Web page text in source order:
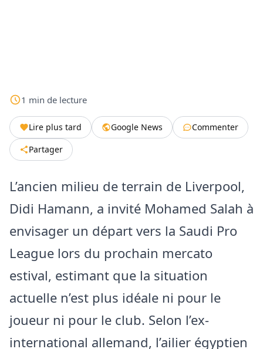
1 min de lecture
Lire plus tard Google News
Commenter
Partager
L’ancien milieu de terrain de Liverpool,
Didi Hamann, a invité Mohamed Salah à
envisager un départ vers la Saudi Pro
League lors du prochain mercato
estival, estimant que la situation
actuelle n’est plus idéale ni pour le
joueur ni pour le club. Selon l’ex-
international allemand, l’ailier égyptien